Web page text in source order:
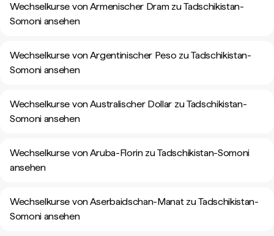
Wechselkurse von Armenischer Dram zu Tadschikistan-
Somoni ansehen
Wechselkurse von Argentinischer Peso zu Tadschikistan-
Somoni ansehen
Wechselkurse von Australischer Dollar zu Tadschikistan-
Somoni ansehen
Wechselkurse von Aruba-Florin zu Tadschikistan-Somoni
ansehen
Wechselkurse von Aserbaidschan-Manat zu Tadschikistan-
Somoni ansehen